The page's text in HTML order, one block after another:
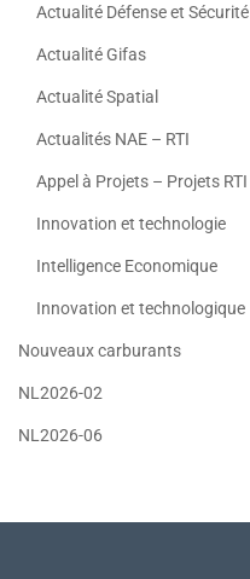
Actualité Défense et Sécurité
Actualité Gifas
Actualité Spatial
Actualités NAE – RTI
Appel à Projets – Projets RTI
Innovation et technologie
Intelligence Economique
Innovation et technologique
Nouveaux carburants
NL2026-02
NL2026-06